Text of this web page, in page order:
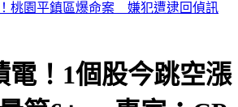
件大廠「年程科技」開重訊記者會
電！1個股今跳空漲